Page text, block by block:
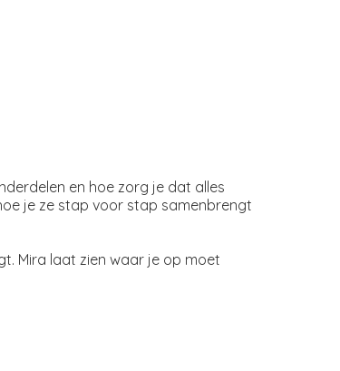
en hoe zorg je dat alles
je ze stap voor stap samenbrengt
Mira laat zien waar je op moet